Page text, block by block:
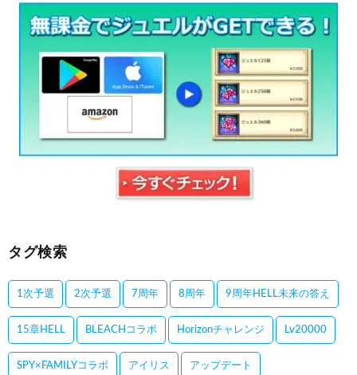
タグ検索
1次予選 2次予選 7周年 8周年 9周年HELL未来の答え
15章HELL BLEACHコラボ Horizonチャレンジ Lv20000
SPY×FAMILYコラボ アイリス アップデート